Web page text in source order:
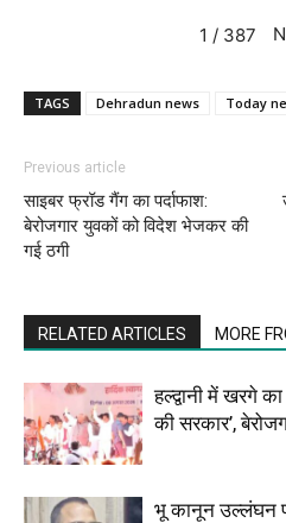
1 / 387
TAGS Dehradun news Today
Previous article
साइबर फ्रॉड गैंग का पर्दाफाश:
बेरोजगार युवकों को विदेश भेजकर की
गई ठगी
RELATED ARTICLES MORE
हल्द्वानी में खरगे
की सरकार’,
भू कानून उल्लंघन